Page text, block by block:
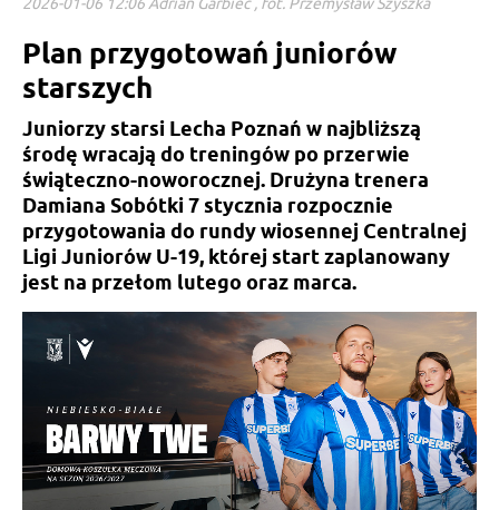
Plan przygotowań juniorów
starszych
Juniorzy starsi Lecha Poznań w najbliższą
środę wracają do treningów po przerwie
świąteczno-noworocznej. Drużyna trenera
Damiana Sobótki 7 stycznia rozpocznie
przygotowania do rundy wiosennej Centralnej
Ligi Juniorów U-19, której start zaplanowany
jest na przełom lutego oraz marca.